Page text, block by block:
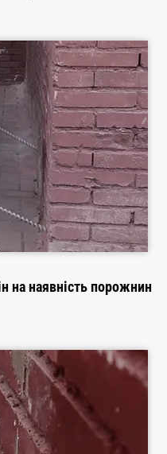
на наявність порожнин